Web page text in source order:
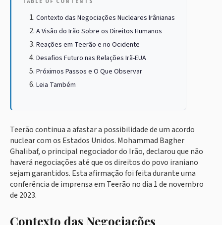
Contexto das Negociações Nucleares Irânianas
A Visão do Irão Sobre os Direitos Humanos
Reações em Teerão e no Ocidente
Desafios Futuro nas Relações Irã-EUA
Próximos Passos e O Que Observar
Leia Também
Teerão continua a afastar a possibilidade de um acordo
nuclear com os Estados Unidos. Mohammad Bagher
Ghalibaf, o principal negociador do Irão, declarou que não
haverá negociações até que os direitos do povo iraniano
sejam garantidos. Esta afirmação foi feita durante uma
conferência de imprensa em Teerão no dia 1 de novembro
de 2023.
Contexto das Negociações